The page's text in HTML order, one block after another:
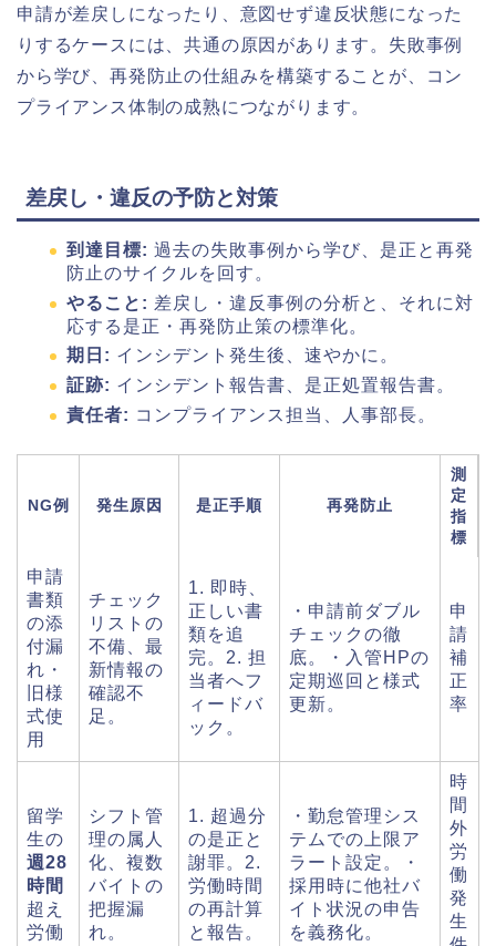
申請が差戻しになったり、意図せず違反状態になった
りするケースには、共通の原因があります。失敗事例
から学び、再発防止の仕組みを構築することが、コン
プライアンス体制の成熟につながります。
差戻し・違反の予防と対策
到達目標: 過去の失敗事例から学び、是正と再発
防止のサイクルを回す。
やること: 差戻し・違反事例の分析と、それに対
応する是正・再発防止策の標準化。
期日: インシデント発生後、速やかに。
証跡: インシデント報告書、是正処置報告書。
責任者: コンプライアンス担当、人事部長。
NG例 発生原因 是正手順 再発防止
測
定
指
標
申請
書類
の添
付漏
れ・
旧様
式使
用
チェック
リストの
不備、最
新情報の
確認不
足。
1. 即時、
正しい書
類を追
完。2. 担
当者へフ
ィードバ
ック。
・申請前ダブル
チェックの徹
底。・入管HPの
定期巡回と様式
更新。
申
請
補
正
率
留学
生の
週28
時間
超え
労働
シフト管
理の属人
化、複数
バイトの
把握漏
れ。
1. 超過分
の是正と
謝罪。2.
労働時間
の再計算
と報告。
・勤怠管理シス
テムでの上限ア
ラート設定。・
採用時に他社バ
イト状況の申告
を義務化。
時
間
外
労
働
発
生